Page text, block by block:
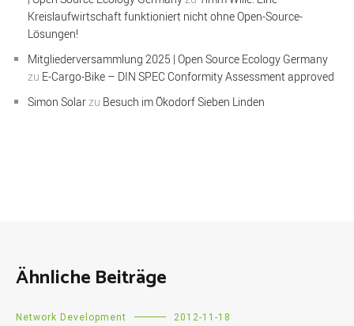
Kreislaufwirtschaft funktioniert nicht ohne Open-Source-
Lösungen!
Mitgliederversammlung 2025 | Open Source Ecology Germany
zu E-Cargo-Bike – DIN SPEC Conformity Assessment approved
Simon Solarzu Besuch im Ökodorf Sieben Linden
Ähnliche Beiträge
Network Development 2012-11-18